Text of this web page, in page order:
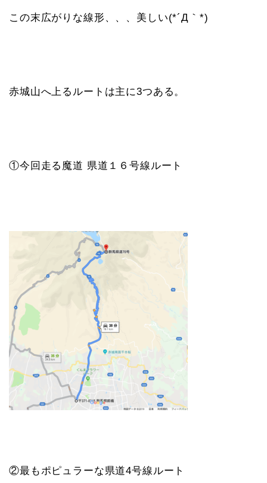
この末広がりな線形、、、美しい(*´Д｀*)
赤城山へ上るルートは主に3つある。
①今回走る魔道 県道１６号線ルート
②最もポピュラーな県道4号線ルート